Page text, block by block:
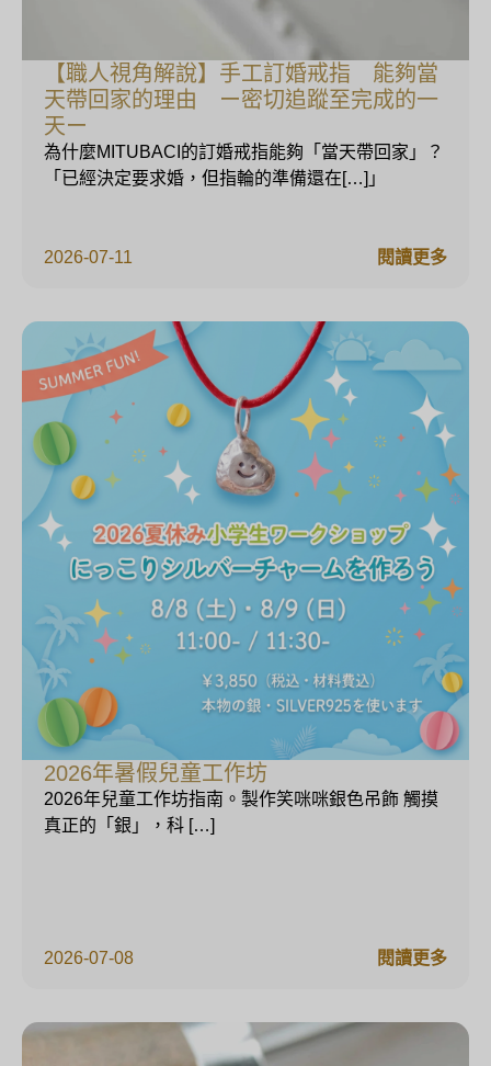
【職人視角解說】手工訂婚戒指 能夠當
天帶回家的理由 ー密切追蹤至完成的一
天ー
2026-07-11
為什麼MITUBACI的訂婚戒指能夠「當天帶回家」？
「已經決定要求婚，但指輪的準備還在[…]」
閱讀更多
2026年暑假兒童工作坊
2026-07-08
2026年兒童工作坊指南。製作笑咪咪銀色吊飾 觸摸
真正的「銀」，科 […]
閱讀更多